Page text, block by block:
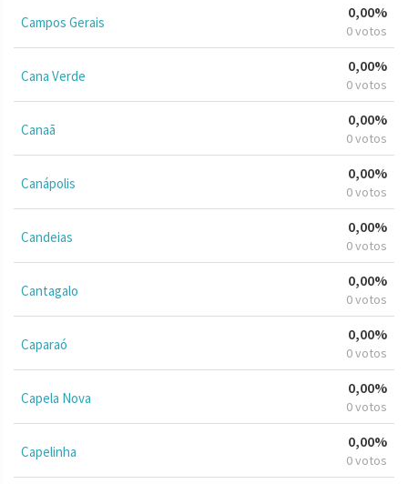
Campos Gerais
0,00%
0 votos
Cana Verde
0,00%
0 votos
Canaã
0,00%
0 votos
Canápolis
0,00%
0 votos
Candeias
0,00%
0 votos
Cantagalo
0,00%
0 votos
Caparaó
0,00%
0 votos
Capela Nova
0,00%
0 votos
Capelinha
0,00%
0 votos